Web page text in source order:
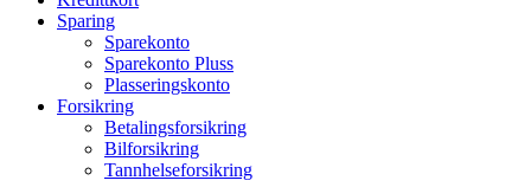
Sparing
Sparekonto
Sparekonto Pluss
Plasseringskonto
Forsikring
Betalingsforsikring
Bilforsikring
Tannhelseforsikring